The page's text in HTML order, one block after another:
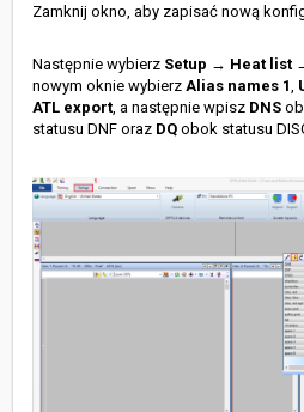
Zamknij okno, aby zapisać nową
Następnie wybierz Setup → Heat list
nowym oknie wybierz Alias names 1
ATL export , a następnie wpisz DNS
statusu DNF oraz DQ obok statusu